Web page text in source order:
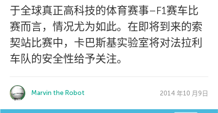
于全球真正高科技的体育赛事–F1赛车比
赛而言，情况尤为如此。在即将到来的索
契站比赛中，卡巴斯基实验室将对法拉利
车队的安全性给予关注。
Marvin the Robot 2014 年10 月9日